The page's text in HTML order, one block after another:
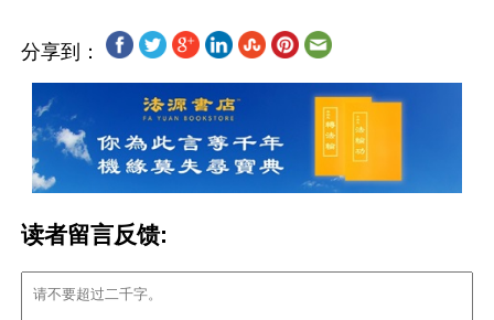
分享到：
读者留言反馈: